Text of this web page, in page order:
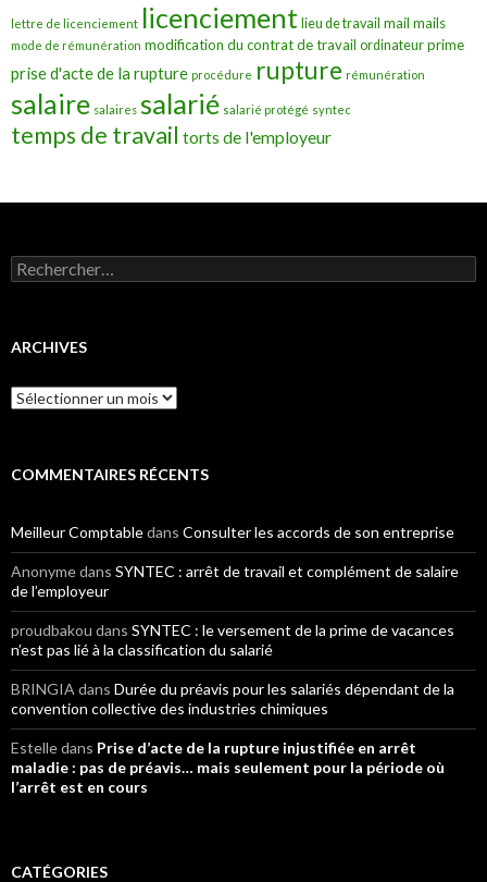
lettre de licenciement licenciement lieu de travail mail mails
mode de rémunération modification du contrat de travail ordinateur prime
prise d'acte de la rupture procédure rupture rémunération
salaire salaires salarié salarié protégé syntec
temps de travail torts de l'employeur
Rechercher :
ARCHIVES
Archives
COMMENTAIRES RÉCENTS
Meilleur Comptabledans Consulter les accords de son entreprise
Anonymedans SYNTEC : arrêt de travail et complément de salaire
de l’employeur
proudbakou dans SYNTEC : le versement de la prime de vacances
n’est pas lié à la classification du salarié
BRINGIA dans Durée du préavis pour les salariés dépendant de la
convention collective des industries chimiques
Estelledans Prise d’acte de la rupture injustifiée en arrêt
maladie : pas de préavis… mais seulement pour la période où
l’arrêt est en cours
CATÉGORIES